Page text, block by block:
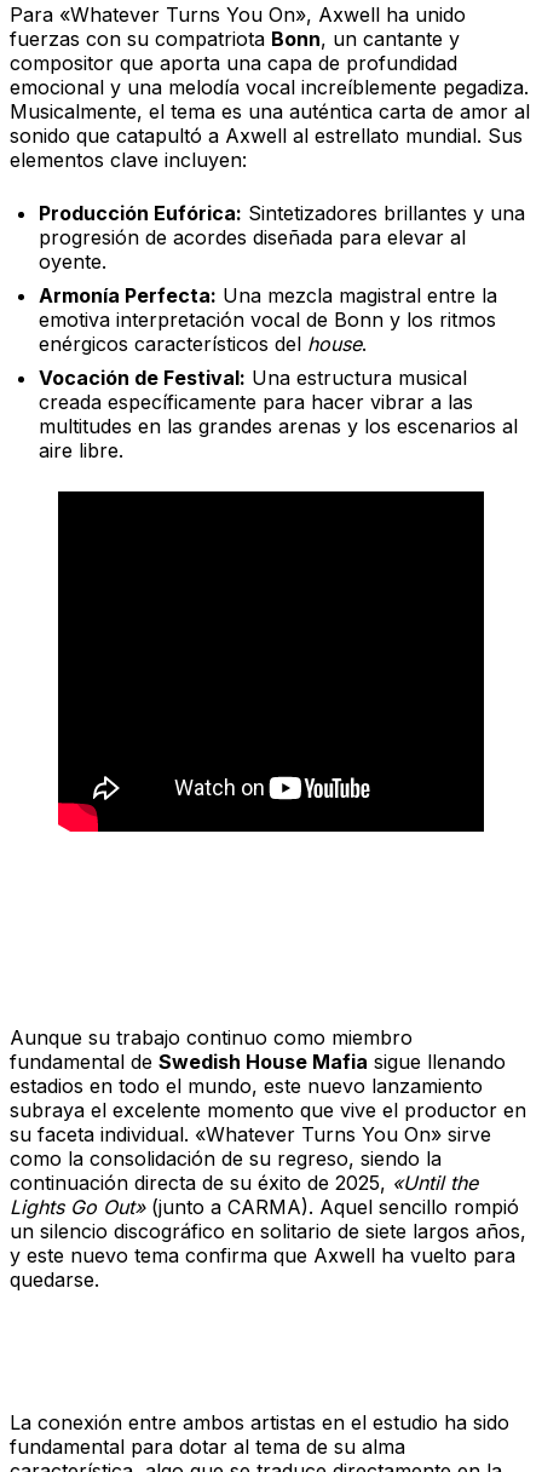
Para «Whatever Turns You On», Axwell ha unido
fuerzas con su compatriota Bonn, un cantante y
compositor que aporta una capa de profundidad
emocional y una melodía vocal increíblemente pegadiza.
Musicalmente, el tema es una auténtica carta de amor al
sonido que catapultó a Axwell al estrellato mundial. Sus
elementos clave incluyen:
Producción Eufórica: Sintetizadores brillantes y una
progresión de acordes diseñada para elevar al
oyente.
Armonía Perfecta: Una mezcla magistral entre la
emotiva interpretación vocal de Bonn y los ritmos
enérgicos característicos del house.
Vocación de Festival: Una estructura musical
creada específicamente para hacer vibrar a las
multitudes en las grandes arenas y los escenarios al
aire libre.
Aunque su trabajo continuo como miembro
fundamental de Swedish House Mafia sigue llenando
estadios en todo el mundo, este nuevo lanzamiento
subraya el excelente momento que vive el productor en
su faceta individual. «Whatever Turns You On» sirve
como la consolidación de su regreso, siendo la
continuación directa de su éxito de 2025, «Until the
Lights Go Out»(junto a CARMA). Aquel sencillo rompió
un silencio discográfico en solitario de siete largos años,
y este nuevo tema confirma que Axwell ha vuelto para
quedarse.
La conexión entre ambos artistas en el estudio ha sido
fundamental para dotar al tema de su alma